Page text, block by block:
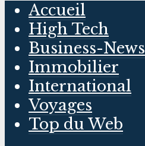
Accueil
High Tech
Business-News
Immobilier
International
Voyages
Top du Web